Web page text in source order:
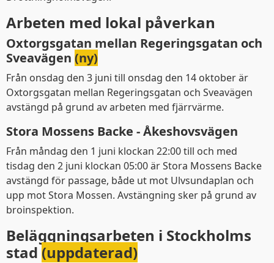
Arbeten med lokal påverkan
Oxtorgsgatan mellan Regeringsgatan och
Sveavägen (ny)
Från onsdag den 3 juni till onsdag den 14 oktober är
Oxtorgsgatan mellan Regeringsgatan och Sveavägen
avstängd på grund av arbeten med fjärrvärme.
Stora Mossens Backe - Åkeshovsvägen
Från måndag den 1 juni klockan 22:00 till och med
tisdag den 2 juni klockan 05:00 är Stora Mossens Backe
avstängd för passage, både ut mot Ulvsundaplan och
upp mot Stora Mossen. Avstängning sker på grund av
broinspektion.
Beläggningsarbeten i Stockholms
stad (uppdaterad)